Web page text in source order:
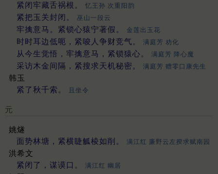
紧闭牢藏舌祸根。
忆王孙 次重阳韵
紧把玉关封闭。 巫山一段云
牢擒意马。紧锁心猿宁著假。 金莲出玉花
时时耳边低呃，紧唆人争财竞气。 满庭芳 劝化
从今生觉悟，牢擒意马，紧锁猿心。 满庭芳 降心魔
采访木金间隔，紧搜求天机秘密。 满庭芳 赠零口康先生
韩玉
紧了秋千索。
且坐令
元
姚燧
面势林塘，紧横睫觚棱如削。
满江红 廉野云左揆求赋南园
洪希文
紧闭了，谋谟口。
满江红 幽居